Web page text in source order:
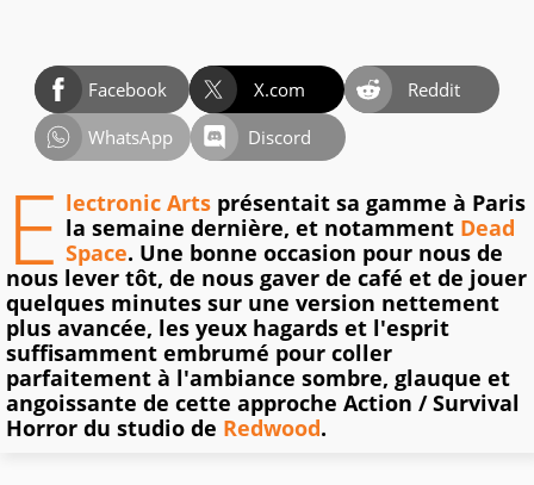
Facebook X.com
Reddit
WhatsApp
Discord
E lectronic Arts présentait sa gamme à Paris
la semaine dernière, et notamment Dead
Space. Une bonne occasion pour nous de
nous lever tôt, de nous gaver de café et de jouer
quelques minutes sur une version nettement
plus avancée, les yeux hagards et l'esprit
suffisamment embrumé pour coller
parfaitement à l'ambiance sombre, glauque et
angoissante de cette approche Action / Survival
Horror du studio de Redwood.